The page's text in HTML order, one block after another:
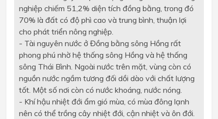
nghiệp chiếm 51,2% diện tích đồng bằng, trong đó
70% là đất có độ phì cao và trung bình, thuận lợi
cho phát triển nông nghiệp.
- Tài nguyên nước ở Đồng bằng sông Hồng rất
phong phú nhờhệ thống sông Hồng và hệ thống
sông Thái Bình. Ngoài nước trên mặt, vùng còn có
nguồn nước ngầm tương đối dồi dào với chất lượng
tốt. Một số nơi còn có nước khoáng, nước nóng.
- Khí hậu nhiệt đới ẩm gió mùa, có mùa đông lạnh
nên có thể trồng cây nhiệt đới, cận nhiệt và ôn đới.